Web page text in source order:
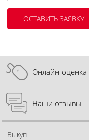
Онлайн-оценка
Наши отзывы
Выкуп